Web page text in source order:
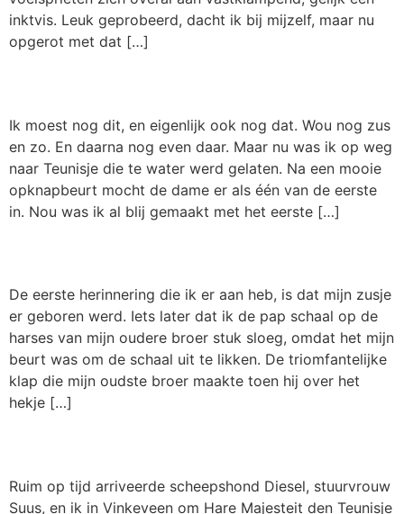
inktvis. Leuk geprobeerd, dacht ik bij mijzelf, maar nu
opgerot met dat […]
Ik moest nog dit, en eigenlijk ook nog dat. Wou nog zus
en zo. En daarna nog even daar. Maar nu was ik op weg
naar Teunisje die te water werd gelaten. Na een mooie
opknapbeurt mocht de dame er als één van de eerste
in. Nou was ik al blij gemaakt met het eerste […]
De eerste herinnering die ik er aan heb, is dat mijn zusje
er geboren werd. Iets later dat ik de pap schaal op de
harses van mijn oudere broer stuk sloeg, omdat het mijn
beurt was om de schaal uit te likken. De triomfantelijke
klap die mijn oudste broer maakte toen hij over het
hekje […]
Ruim op tijd arriveerde scheepshond Diesel, stuurvrouw
Suus, en ik in Vinkeveen om Hare Majesteit den Teunisje